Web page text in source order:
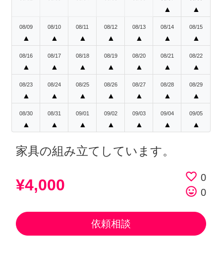
▲ ▲
08/09
▲
08/10
▲
08/11
▲
08/12
▲
08/13
▲
08/14
▲
08/15
▲
08/16
▲
08/17
▲
08/18
▲
08/19
▲
08/20
▲
08/21
▲
08/22
▲
08/23
▲
08/24
▲
08/25
▲
08/26
▲
08/27
▲
08/28
▲
08/29
▲
08/30
▲
08/31
▲
09/01
▲
09/02
▲
09/03
▲
09/04
▲
09/05
▲
家具の組み立てしています。
¥4,000 favorite_border 0
tag_faces 0
依頼相談